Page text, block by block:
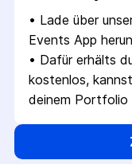
• Lade über
Events App
• Dafür erhälts
kostenlos,
deinem Portfolio